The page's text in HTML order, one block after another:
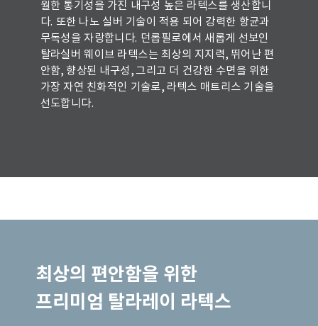
월한 통기성을 가진 내구성 높은 라텍스를 생산합니
다. 또한 나노 실버 기술이 적용 되어 강력한 항균과
무독성을 자랑합니다. 던롭필로에서 새롭게 선보인
탈라실버 웨이브 라텍스는 최상의 지지력, 뛰어난 편
안함, 향상된 내구성, 그리고 더 건강한 수면을 위한
가장 자연 친화적인 기술로, 라텍스 매트리스 기술을
선도합니다.
최상의 편안함을 위한
프리미엄 탈라레이 라텍스